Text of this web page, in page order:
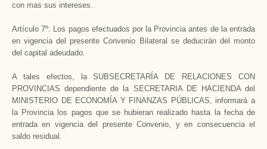
con mas sus intereses.
Artículo 7º: Los pagos efectuados por la Provincia antes de la entrada
en vigencia del presente Convenio Bilateral se deducirán del monto
del capital adeudado.
A tales efectos, la SUBSECRETARÍA DE RELACIONES CON
PROVINCIAS dependiente de la SECRETARIA DE HACIENDA del
MINISTERIO DE ECONOMÍA Y FINANZAS PÚBLICAS, informará a
la Provincia los pagos que se hubieran realizado hasta la fecha de
entrada en vigencia del presente Convenio, y en consecuencia el
saldo residual.